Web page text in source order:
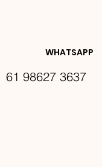
E
WHATSAPP
61 98627 3637